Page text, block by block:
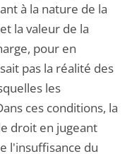
à la nature de la
la valeur de la
pour en
pas la réalité des
les
ces conditions, la
droit en jugeant
l'insuffisance du